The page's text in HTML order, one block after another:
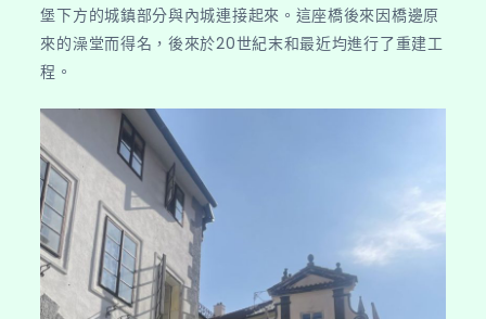
堡下方的城鎮部分與內城連接起來。這座橋後來因橋邊原
來的澡堂而得名，後來於20世紀末和最近均進行了重建工
程。